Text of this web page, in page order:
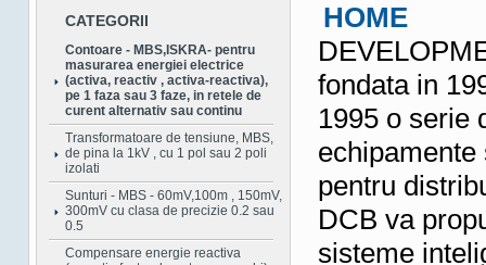
CATEGORII
Contoare - MBS,ISKRA- pentru
masurarea energiei electrice
(activa, reactiv , activa-reactiva),
pe 1 faza sau 3 faze, in retele de
curent alternativ sau continu
Transformatoare de tensiune, MBS,
de pina la 1kV , cu 1 pol sau 2 poli
izolati
Sunturi - MBS - 60mV,100m , 150mV,
300mV cu clasa de precizie 0.2 sau
0.5
Compensare energie reactiva
HOME
fondata in
1995 o serie
pentru
DCB va
sisteme